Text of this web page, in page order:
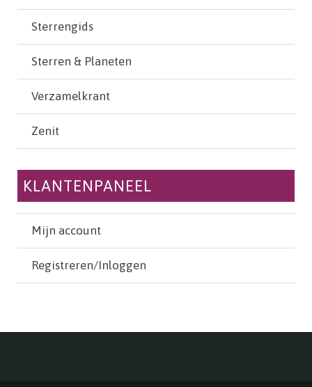
Sterrengids
Sterren & Planeten
Verzamelkrant
Zenit
KLANTENPANEEL
Mijn account
Registreren/Inloggen